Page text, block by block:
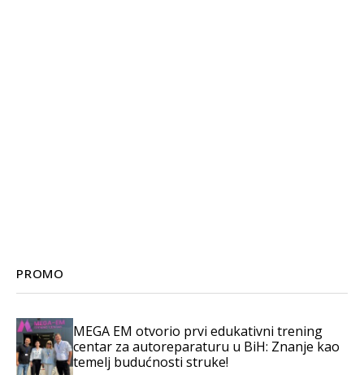
PROMO
MEGA EM otvorio prvi edukativni trening
centar za autoreparaturu u BiH: Znanje kao
temelj budućnosti struke!